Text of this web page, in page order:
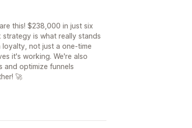
this! $238,000 in just six
is what really stands
not just a one-time
it's working. We're also
and optimize funnels
🚀